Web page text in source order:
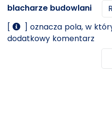
blacharze budowlani
[
] oznacza pola, w
dodatkowy komentarz